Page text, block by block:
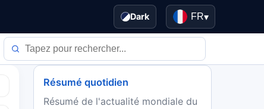
Dark FR▾
Résumé quotidien
Résumé de l'actualité mondiale du